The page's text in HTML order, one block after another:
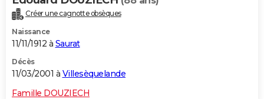
Créer une cagnotte obsèques
Naissance
11/11/1912 à Saurat
Décès
11/03/2001 à Villesèquelande
Famille DOUZIECH